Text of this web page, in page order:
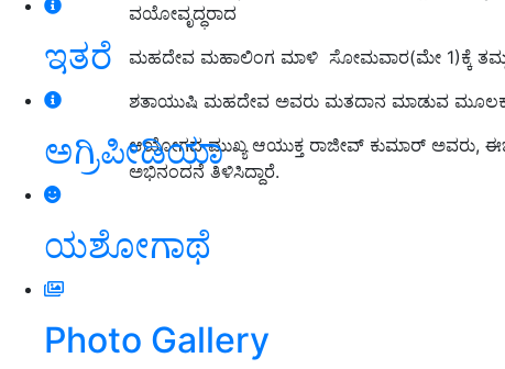
ಇತರೆ
ಅಗ್ರಿಪೀಡಿಯಾ
ಯಶೋಗಾಥೆ
Photo Gallery
ವಯೋವೃದ್ಧರಾದ
ಮಹದೇವ ಮಹಾಲಿಂಗ ಮಾಳಿ ಸೋಮವಾರ(ಮೇ 1)ಕ್ಕೆ
ಶತಾಯುಷಿ ಮಹದೇವ ಅವರು ಮತದಾನ ಮಾಡುವ ಮೂಲಕ
ಆಯೋಗದ ಮುಖ್ಯ ಆಯುಕ್ತ ರಾಜೀವ್ ಕುಮಾರ್ ಅವರು,
ಅಭಿನಂದನೆ ತಿಳಿಸಿದ್ದಾರೆ.